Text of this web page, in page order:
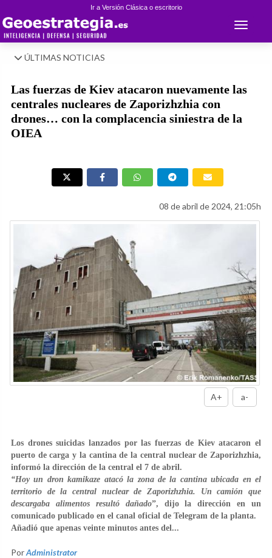
Ir a Versión Clásica o escritorio
Toggle
ÚLTIMAS NOTICIAS
Las fuerzas de Kiev atacaron nuevamente las
centrales nucleares de Zaporizhzhia con
drones… con la complacencia siniestra de la
OIEA
08 de abril de 2024, 21:05h
A+ a-
Los drones suicidas lanzados por las fuerzas de Kiev atacaron el
puerto de carga y la cantina de la central nuclear de Zaporizhzhia,
informó la dirección de la central el 7 de abril.
“Hoy un dron kamikaze atacó la zona de la cantina ubicada en el
territorio de la central nuclear de Zaporizhzhia. Un camión que
descargaba alimentos resultó dañado”, dijo la dirección en un
comunicado publicado en el canal oficial de Telegram de la planta.
Añadió que apenas veinte minutos antes del...
PorAdministrator